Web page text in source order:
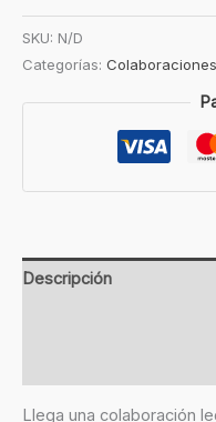
SKU: N/D
Categorías:
Descripción
Llega una colaboración